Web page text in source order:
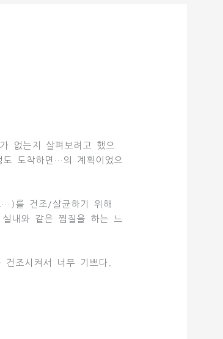
없는지 살펴보려고 했으
도착하면…의 계획이었으
…)를 건조/살균하기 위해
내와 같은 찜질을 하는 느
건조시켜서 너무 기쁘다.